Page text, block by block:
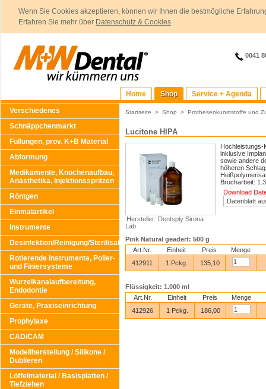
Wenn Sie Cookies akzeptieren, können wir Ihnen die bestmögliche
Erfahren Sie mehr über Datenschutz & Cookies
0041
Home Shop
Service + Agenda
Verschiedenes
Schnäppchenmarkt
Füllungen, prov. K+B Material
Abformung
Medikamente, Knochenaufbau,
Anästhetika, Injektionsspritzen
Röntgen
Einmalartikel
Instrumente
Desinfektion/Reinigung/Sterilisation
Rotierende Instrumente, Polier-
und Finiersysteme
Wurzelkanalaufbereitung,
Endodontie
Geräte, Praxiseinrichtung
Prophylaxe
CAD/CAM
Modellherstellung / Silikone /
Dublieren
Löffelmaterial / Basisplatten /
Tiefziehen
Startseite > Shop > Prothesenkunststoffe und
Lucitone HIPA
Hersteller: Dentsply Sirona
Lab
Hochleistungs-
inklusive
sowie andere
höheren
Brucharbeit:
Download
Pink Natural geadert: 500 g
Art.Nr.
Einheit Preis
Menge
412911
1 Pckg. 135,10
Flüssigkeit: 1.000 ml
Art.Nr.
Einheit Preis
Menge
412926
1 Pckg. 186,00